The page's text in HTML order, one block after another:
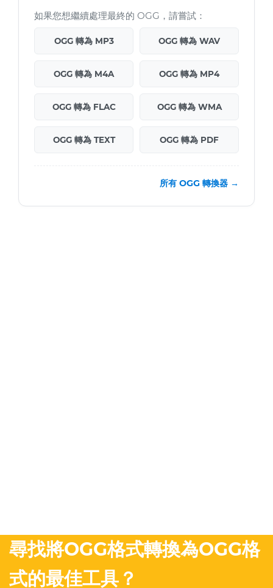
如果您想繼續處理最終的 OGG，請嘗試：
OGG 轉為 MP3 OGG 轉為 WAV
OGG 轉為 M4A OGG 轉為 MP4
OGG 轉為 FLAC OGG 轉為 WMA
OGG 轉為 TEXT OGG 轉為 PDF
所有 OGG 轉換器 →
尋找將OGG格式轉換為OGG格
式的最佳工具？